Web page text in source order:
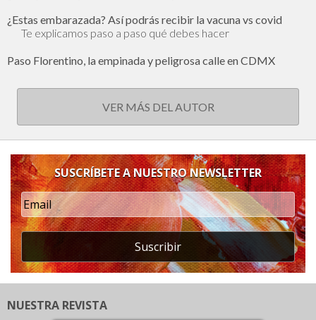
¿Estas embarazada? Así podrás recibir la vacuna vs covid
Te explicamos paso a paso qué debes hacer
Paso Florentino, la empinada y peligrosa calle en CDMX
VER MÁS DEL AUTOR
SUSCRÍBETE A NUESTRO NEWSLETTER
Suscribir
NUESTRA REVISTA